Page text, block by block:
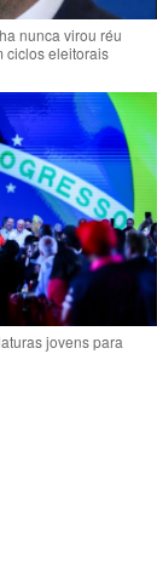
nunca virou réu
ciclos eleitorais
jovens para